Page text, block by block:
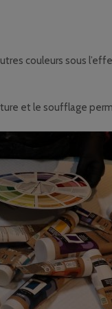
couleurs sous
et le soufflage